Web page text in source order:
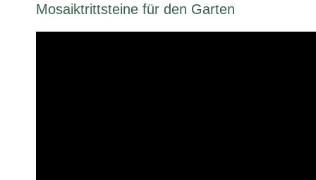
Mosaiktrittsteine für den Garten